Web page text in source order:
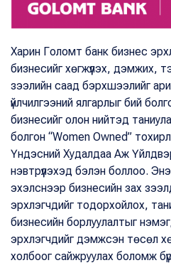
Харин Голомт банк бизнес
бизнесийг хөгжүүлэх, дэмжих,
зээлийн саад бэрхшээлийг
үйлчилгээний ялгарлыг бий
бизнесийг олон нийтэд
болгон “Women Owned”
Үндэсний Худалдаа Аж
нэвтрүүлэхэд бэлэн боллоо.
эхэлснээр бизнесийн зах
эрхлэгчдийг тодорхойлох,
бизнесийн борлуулалтыг
эрхлэгчдийг дэмжсэн төсөл
холбоог сайжруулах боломж